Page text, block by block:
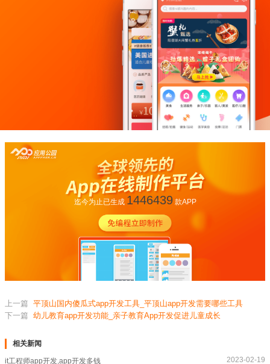
迄今为止已生成 1446439款APP
上一篇 平顶山国内傻瓜式app开发工具_平顶山app开发需要哪些工具
下一篇 幼儿教育app开发功能_亲子教育App开发促进儿童成长
相关新闻
it工程师app开发,app开发多钱 2023-02-19